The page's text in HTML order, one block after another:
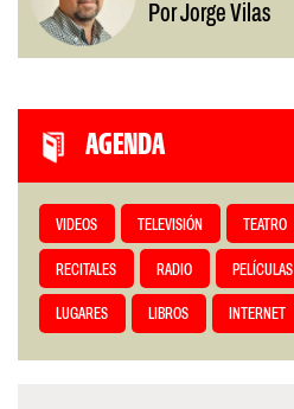
Por Jorge Vilas
AGENDA
VIDEOS TELEVISIÓN TEATRO
RECITALES RADIO PELÍCULAS
LUGARES LIBROS INTERNET